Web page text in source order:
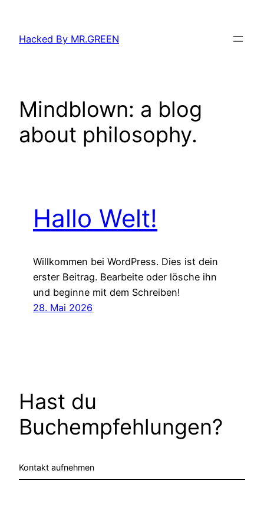
springen
Hacked By MR.GREEN
Mindblown: a blog
about philosophy.
Hallo Welt!
Willkommen bei WordPress. Dies ist dein
erster Beitrag. Bearbeite oder lösche ihn
und beginne mit dem Schreiben!
28. Mai 2026
Hast du
Buchempfehlungen?
Kontakt aufnehmen